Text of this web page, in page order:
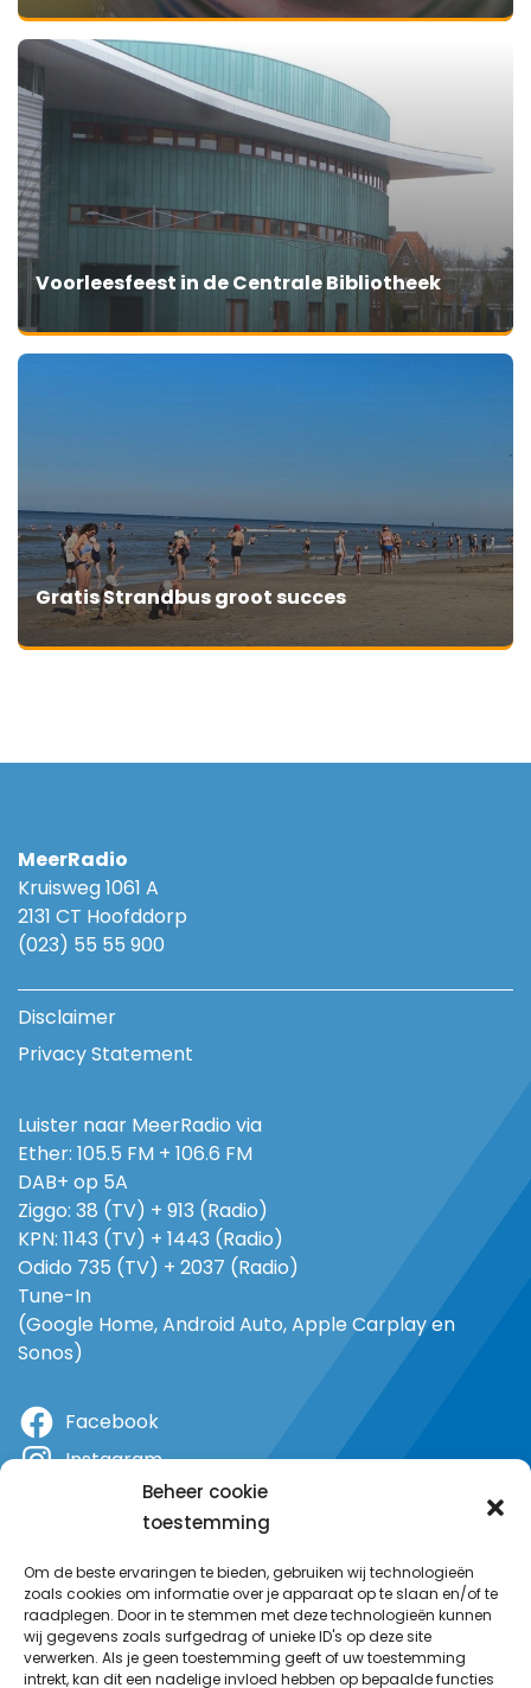
Beheer cookie
toestemming
Om de beste ervaringen te bieden, gebruiken wij technologieën
zoals cookies om informatie over je apparaat op te slaan en/of te
raadplegen. Door in te stemmen met deze technologieën kunnen
wij gegevens zoals surfgedrag of unieke ID's op deze site
verwerken. Als je geen toestemming geeft of uw toestemming
intrekt, kan dit een nadelige invloed hebben op bepaalde functies
Voorleesfeest in de Centrale Bibliotheek
Gratis Strandbus groot succes
MeerRadio
Kruisweg 1061 A
2131 CT Hoofddorp
(023) 55 55 900
Disclaimer
Privacy Statement
Luister naar MeerRadio via
Ether: 105.5 FM + 106.6 FM
DAB+ op 5A
Ziggo: 38 (TV) + 913 (Radio)
KPN: 1143 (TV) + 1443 (Radio)
Odido 735 (TV) + 2037 (Radio)
Tune-In
(Google Home, Android Auto, Apple Carplay en
Sonos)
Facebook
Instagram
YouTube